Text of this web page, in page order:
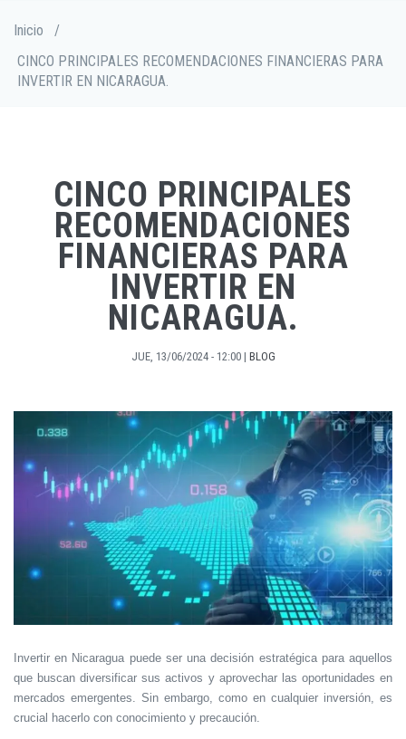
contenido
principal
Sobrescribir
de
ayuda
Inicio
/
CINCO PRINCIPALES RECOMENDACIONES FINANCIERAS PARA
INVERTIR EN NICARAGUA.
CINCO PRINCIPALES
RECOMENDACIONES
FINANCIERAS PARA
INVERTIR EN
NICARAGUA.
JUE, 13/06/2024 - 12:00 | BLOG
Invertir en Nicaragua puede ser una decisión estratégica para aquellos
que buscan diversificar sus activos y aprovechar las oportunidades en
mercados emergentes. Sin embargo, como en cualquier inversión, es
crucial hacerlo con conocimiento y precaución.